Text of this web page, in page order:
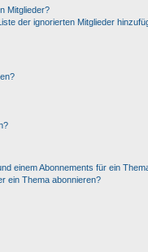
Mitglieder?
der ignorierten Mitglieder
einem Abonnements für ein
ein Thema abonnieren?